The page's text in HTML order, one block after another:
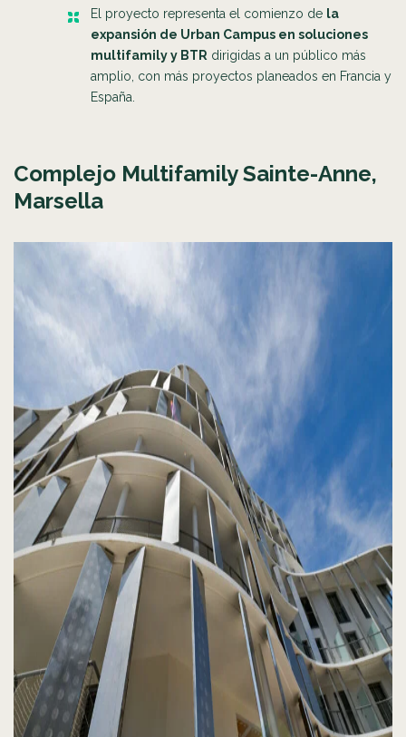
El proyecto representa el comienzo de la
expansión de Urban Campus en soluciones
multifamily y BTR dirigidas a un público más
amplio, con más proyectos planeados en Francia y
España.
Complejo Multifamily Sainte-Anne,
Marsella